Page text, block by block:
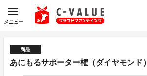
メニュー
商品
あにもるサポーター権（ダイヤモンド）